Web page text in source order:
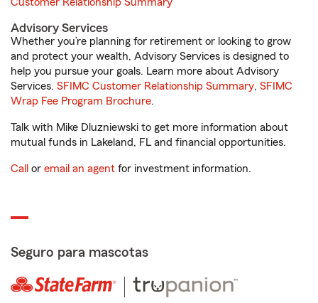
Advisory Services
Whether you’re planning for retirement or looking to grow
and protect your wealth, Advisory Services is designed to
help you pursue your goals. Learn more about Advisory
Services. SFIMC Customer Relationship Summary, SFIMC
Wrap Fee Program Brochure.
Talk with Mike Dluzniewski to get more information about
mutual funds in Lakeland, FL and financial opportunities.
Call or email an agent for investment information.
Seguro para mascotas